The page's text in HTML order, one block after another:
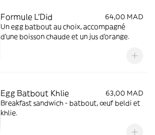
Formule L'Did
64,00 MAD
Un egg batbout au choix, accompagné
d'une boisson chaude et un jus d'orange.
Egg Batbout Khlie
63,00 MAD
Breakfast sandwich - batbout, œuf beldi et
khlie.